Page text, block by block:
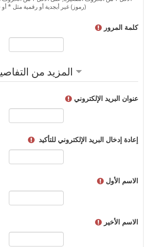
(رموز) غير أبجدية أو رقمية مثل *
كلمة المرور
المزيد من
عنوان البريد الإلكتروني
إعادة إدخال البريد الإلكتروني للتأكيد
الاسم الأول
الاسم الأخير